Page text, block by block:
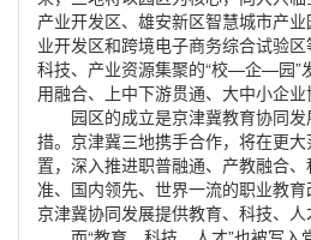
产业开发区、雄安新区智慧城市产
业开发区和跨境电子商务综合试验区
科技、产业资源集聚的“校—企—园”
用融合、上中下游贯通、大中小企业
园区的成立是京津冀教育协同
措。京津冀三地携手合作，将在更
置，深入推进职普融通、产教融合
准、国内领先、世界一流的职业教
京津冀协同发展提供教育、科技、人